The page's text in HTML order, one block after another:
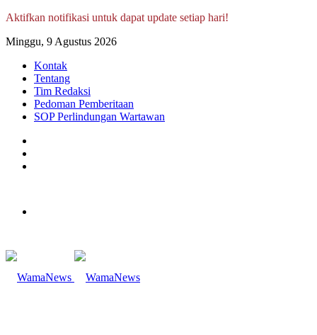
Aktifkan notifikasi untuk dapat update setiap hari!
Minggu, 9 Agustus 2026
Kontak
Tentang
Tim Redaksi
Pedoman Pemberitaan
SOP Perlindungan Wartawan